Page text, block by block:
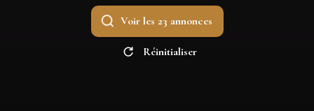
Voir les 23 annonces
Réinitialiser